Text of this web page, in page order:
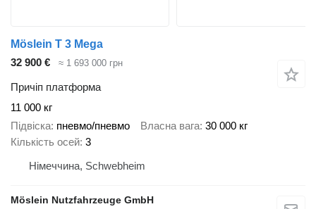
Möslein T 3 Mega
32 900 €
≈ 1 693 000 грн
Причіп платформа
11 000 кг
Підвіска пневмо/пневмо Власна вага 30 000 кг
Кількість осей 3
Німеччина, Schwebheim
Möslein Nutzfahrzeuge GmbH